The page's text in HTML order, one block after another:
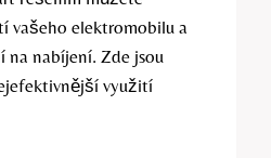
vašeho elektromobilu a
nabíjení. Zde jsou
využití